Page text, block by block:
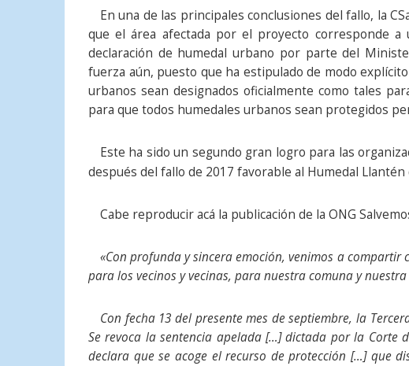
En una de las principales conclusiones del fallo, la
que el área afectada por el proyecto corresponde
declaración de humedal urbano por parte del
fuerza aún, puesto que ha estipulado de modo
urbanos sean designados oficialmente como tales
para que todos humedales urbanos sean protegidos
Este ha sido un segundo gran logro para las
después del fallo de 2017 favorable al Humedal
Cabe reproducir acá la publicación de la ONG
«Con profunda y sincera emoción, venimos a
para los vecinos y vecinas, para nuestra comuna y
Con fecha 13 del presente mes de septiembre, la
Se revoca la sentencia apelada […] dictada por la Corte
declara que se acoge el recurso de protección […] que